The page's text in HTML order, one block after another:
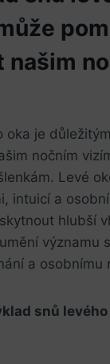
našim
oka je
nočním
Levé
intuicí a
hlubší
významu
a osobnímu
snů levého